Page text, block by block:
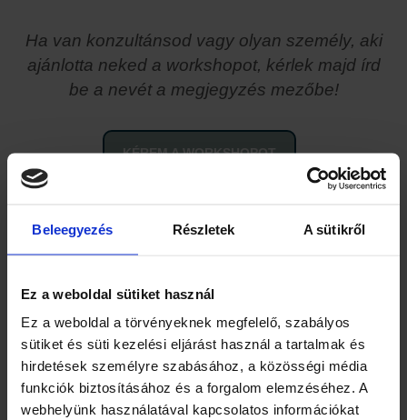
Beleegyezés Részletek A sütikről
Ez a weboldal sütiket használ
Ez a weboldal a törvényeknek megfelelő, szabályos
sütiket és süti kezelési eljárást használ a tartalmak és
hirdetések személyre szabásához, a közösségi média
funkciók biztosításához és a forgalom elemzéséhez. A
webhelyünk használatával kapcsolatos információkat
Ha van konzultánsod vagy olyan személy, aki
ajánlotta neked a workshopot, kérlek majd írd
be a nevét a megjegyzés mezőbe!
KÉREM A WORKSHOPOT
Mit mondanak, akik
elvégezték a